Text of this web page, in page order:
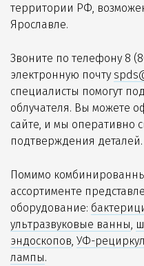
территории РФ,
Ярославле.
Звоните по телефону 8
электронную почту
специалисты помогут
облучателя. Вы можете
сайте, и мы оперативно
подтверждения деталей.
Помимо
ассортименте
оборудование:
ультразвуковые ванны,
эндоскопов, УФ-
лампы.